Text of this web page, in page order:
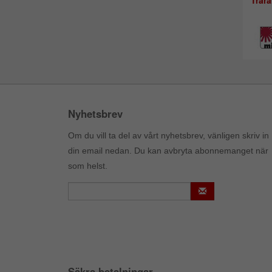
Nyhetsbrev
Om du vill ta del av vårt nyhetsbrev, vänligen skriv in
din email nedan. Du kan avbryta abonnemanget när
som helst.